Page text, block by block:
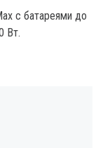
с батареями до
Вт.